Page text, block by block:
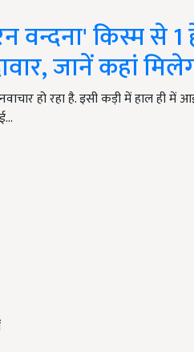
वन्दना' किस्म से
जानें कहां
हो रहा है. इसी कड़ी में हाल